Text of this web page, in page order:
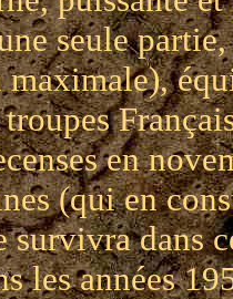
seule
en
(qui en
survivra dans
les années